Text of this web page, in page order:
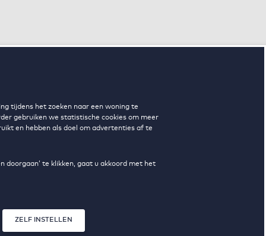
tijdens het zoeken naar een woning te
gebruiken we statistische cookies om meer
en hebben als doel om advertenties af te
doorgaan’ te klikken, gaat u akkoord met het
ZELF INSTELLEN